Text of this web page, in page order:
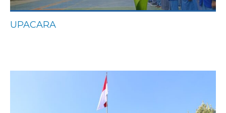
UPACARA